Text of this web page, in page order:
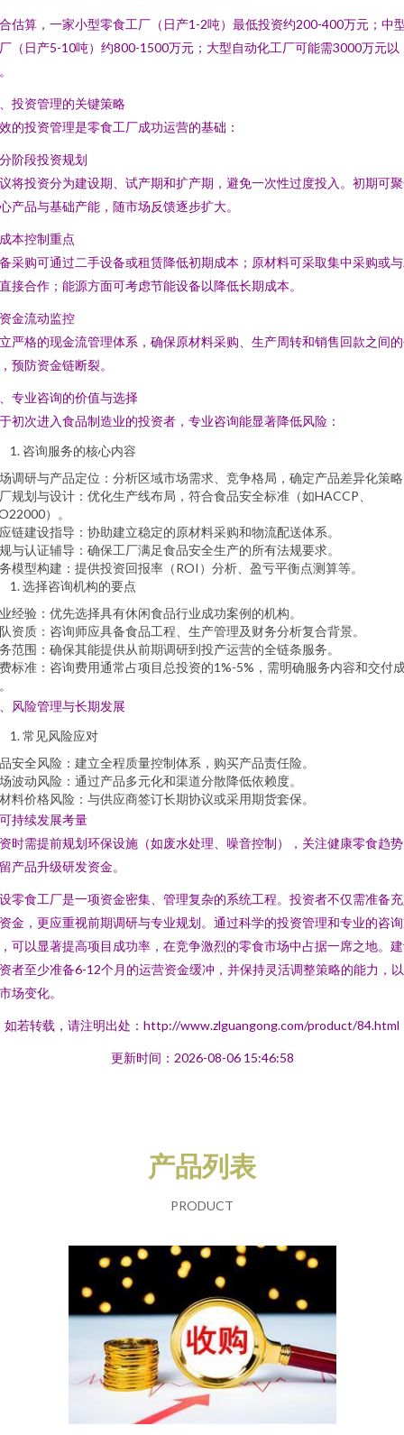
估算，一家小型零食工厂（日产1-2吨）最低投资约200-400万元；中
（日产5-10吨）约800-1500万元；大型自动化工厂可能需3000万元以
投资管理的关键策略
的投资管理是零食工厂成功运营的基础：
阶段投资规划
将投资分为建设期、试产期和扩产期，避免一次性过度投入。初期可
产品与基础产能，随市场反馈逐步扩大。
本控制重点
采购可通过二手设备或租赁降低初期成本；原材料可采取集中采购或
接合作；能源方面可考虑节能设备以降低长期成本。
金流动监控
严格的现金流管理体系，确保原材料采购、生产周转和销售回款之间
预防资金链断裂。
专业咨询的价值与选择
初次进入食品制造业的投资者，专业咨询能显著降低风险：
咨询服务的核心内容
调研与产品定位：分析区域市场需求、竞争格局，确定产品差异化策
规划与设计：优化生产线布局，符合食品安全标准（如HACCP、
）。
链建设指导：协助建立稳定的原材料采购和物流配送体系。
与认证辅导：确保工厂满足食品安全生产的所有法规要求。
模型构建：提供投资回报率（ROI）分析、盈亏平衡点测算等。
选择咨询机构的要点
经验：优先选择具有休闲食品行业成功案例的机构。
资质：咨询师应具备食品工程、生产管理及财务分析复合背景。
范围：确保其能提供从前期调研到投产运营的全链条服务。
标准：咨询费用通常占项目总投资的1%-5%，需明确服务内容和交付
风险管理与长期发展
常见风险应对
安全风险：建立全程质量控制体系，购买产品责任险。
波动风险：通过产品多元化和渠道分散降低依赖度。
料价格风险：与供应商签订长期协议或采用期货套保。
持续发展考量
时需提前规划环保设施（如废水处理、噪音控制），关注健康零食趋
产品升级研发资金。
零食工厂是一项资金密集、管理复杂的系统工程。投资者不仅需准备
金，更应重视前期调研与专业规划。通过科学的投资管理和专业的咨
可以显著提高项目成功率，在竞争激烈的零食市场中占据一席之地。
者至少准备6-12个月的运营资金缓冲，并保持灵活调整策略的能力，
场变化。
如若转载，请注明出处：http://www.zlguangong.com/product/84.html
更新时间：2026-08-06 15:46:58
产品列表
PRODUCT